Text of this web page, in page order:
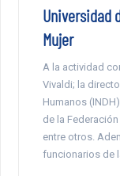
Universidad
Mujer
A la actividad
Vivaldi; la
Humanos
de la
entre otros.
funcionarios de